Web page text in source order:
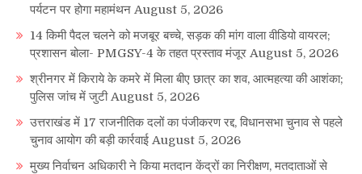
पर्यटन पर होगा महामंथन August 5, 2026
14 किमी पैदल चलने को मजबूर बच्चे, सड़क की मांग वाला वीडियो वायरल;
प्रशासन बोला- PMGSY-4 के तहत प्रस्ताव मंजूर August 5, 2026
श्रीनगर में किराये के कमरे में मिला बीए छात्र का शव, आत्महत्या की आशंका;
पुलिस जांच में जुटी August 5, 2026
उत्तराखंड में 17 राजनीतिक दलों का पंजीकरण रद्द, विधानसभा चुनाव से पहले
चुनाव आयोग की बड़ी कार्रवाई August 5, 2026
मुख्य निर्वाचन अधिकारी ने किया मतदान केंद्रों का निरीक्षण, मतदाताओं से